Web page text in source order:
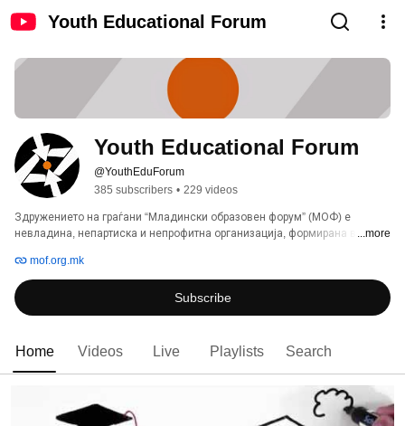
Youth Educational Forum
Youth Educational Forum
@YouthEduForum
385 subscribers • 229 videos
Здружението на граѓани “Младински образовен форум” (МОФ) е
невладина, непартиска и непрофитна организација, формирана во јуни
...more
mof.org.mk
Subscribe
Home Videos Live Playlists Search